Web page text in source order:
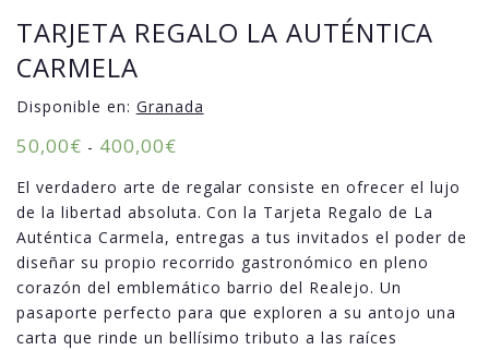
TARJETA REGALO LA AUTÉNTICA
CARMELA
Disponible en: Granada
50,00€ - 400,00€
El verdadero arte de regalar consiste en ofrecer el lujo
de la libertad absoluta. Con la Tarjeta Regalo de La
Auténtica Carmela, entregas a tus invitados el poder de
diseñar su propio recorrido gastronómico en pleno
corazón del emblemático barrio del Realejo. Un
pasaporte perfecto para que exploren a su antojo una
carta que rinde un bellísimo tributo a las raíces